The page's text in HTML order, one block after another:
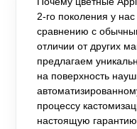
2-го поколения у нас
сравнению с
отличии от других
предлагаем
на поверхность
процессу
настоящую